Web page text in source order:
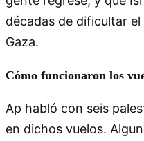
décadas de dificultar
Gaza.
Cómo funcionaron los
Ap habló con seis
en dichos vuelos.